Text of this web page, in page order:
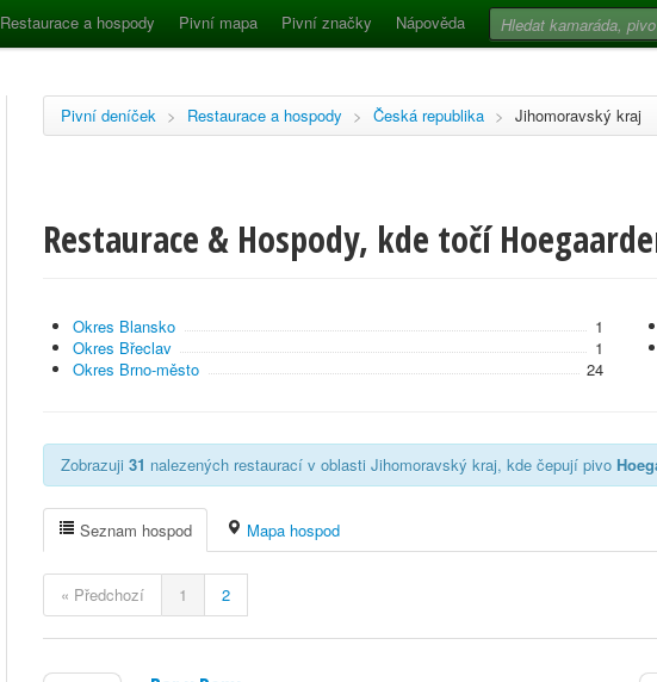
Restaurace a hospody Pivní mapa Pivní značky Nápověda
Pivní deníček > Restaurace a hospody > Česká republika > Jihomoravský kraj
Restaurace & Hospody, kde točí
Okres Blansko
1
Okres Břeclav
1
Okres Brno-město
24
Zobrazuji 31 nalezených restaurací v oblasti Jihomoravský kraj, kde čepují pivo
Seznam hospod Mapa hospod
« Předchozí 1 2